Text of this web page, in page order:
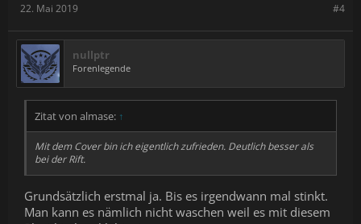
#4
22. Mai 2019
nullptr
Forenlegende
Zitat von almase: ↑
Mit dem Cover bin ich eigentlich zufrieden. Deutlich besser als
bei der Rift.
Grundsätzlich erstmal ja. Bis es irgendwann mal stinkt.
Man kann es nämlich nicht waschen weil es mit diesem